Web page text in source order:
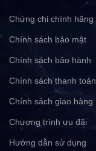
Chứng chỉ chính hãng
Chính sách bảo mật
Chính sách bảo hành
Chính sách thanh toán
Chính sách giao hàng
Chương trình ưu đãi
Hướng dẫn sử dụng